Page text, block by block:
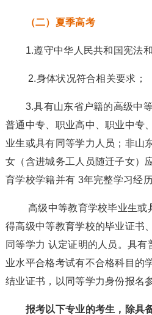
（二）夏季高考
1.遵守中华人民共和国宪法和
2.身体状况符合相关要求；
3.具有山东省户籍的高级中等
普通中专、职业高中、职业中专
业生或具有同等学力人员；非山
女（含进城务工人员随迁子女）
育学校学籍并有 3年完整学习经
高级中等教育学校毕业生或
得高级中等教育学校的毕业证书
同等学力 认定证明的人员。具
业水平合格考试有不合格科目的
结业证书，以同等学力身份报名
报考以下专业的考生，除具